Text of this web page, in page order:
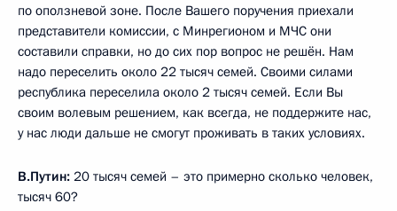
по оползневой зоне. После Вашего поручения приехали
представители комиссии, с Минрегионом и МЧС они
составили справки, но до сих пор вопрос не решён. Нам
надо переселить около 22 тысяч семей. Своими силами
республика переселила около 2 тысяч семей. Если Вы
своим волевым решением, как всегда, не поддержите нас,
у нас люди дальше не смогут проживать в таких условиях.
В.Путин: 20 тысяч семей – это примерно сколько человек,
тысяч 60?